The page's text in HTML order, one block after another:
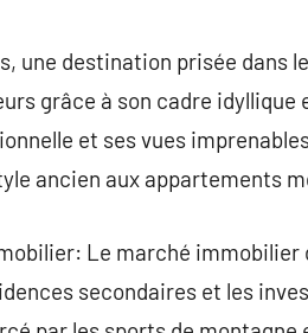
une destination prisée dans
grâce à son cadre
et ses vues
ancien aux appartements
Le marché immobilier
secondaires et les